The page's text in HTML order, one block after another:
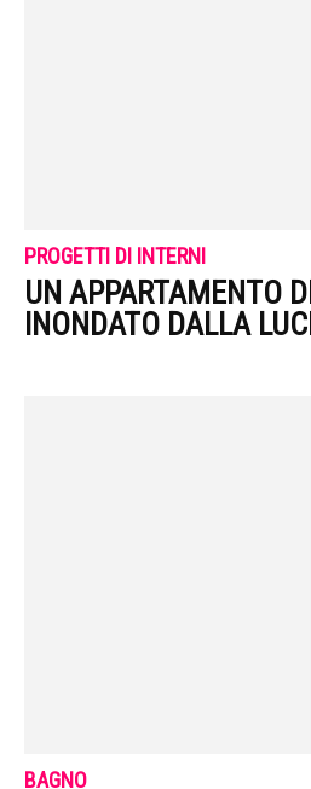
PROGETTI DI INTERNI
UN APPARTAMENTO
INONDATO DALLA
BAGNO